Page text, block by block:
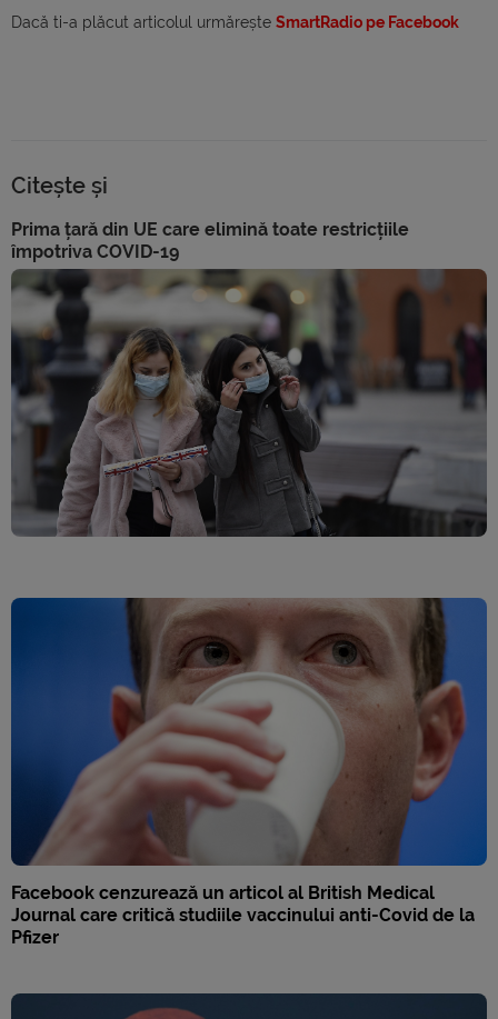
Dacă ti-a plăcut articolul urmărește SmartRadio pe Facebook
Citește și
Prima țară din UE care elimină toate restricțiile
împotriva COVID-19
Facebook cenzurează un articol al British Medical
Journal care critică studiile vaccinului anti-Covid de la
Pfizer